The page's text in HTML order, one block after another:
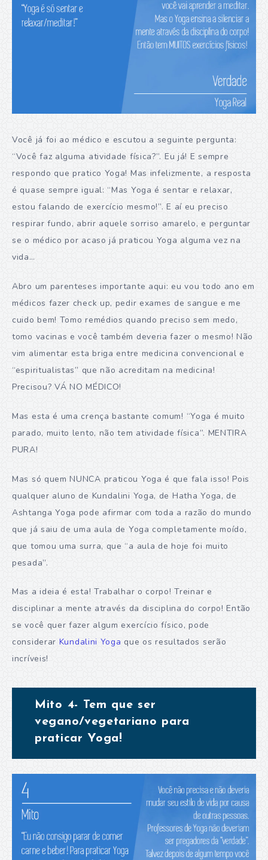
Você já foi ao médico e escutou a seguinte pergunta:
“Você faz alguma atividade física?”. Eu já! E sempre
respondo que pratico Yoga! Mas infelizmente, a resposta
é quase sempre igual: “Mas Yoga é sentar e relaxar,
estou falando de exercício mesmo!”. E aí eu preciso
respirar fundo, abrir aquele sorriso amarelo, e perguntar
se o médico por acaso já praticou Yoga alguma vez na
vida…
Abro um parenteses importante aqui: eu vou todo ano em
médicos fazer check up, pedir exames de sangue e me
cuido bem! Tomo remédios quando preciso sem medo,
tomo vacinas e você também deveria fazer o mesmo! Não
vim alimentar esta briga entre medicina convencional e
“espiritualistas” que não acreditam na medicina!
Precisou? VÁ NO MÉDICO!
Mas esta é uma crença bastante comum! “Yoga é muito
parado, muito lento, não tem atividade física”. MENTIRA
PURA!
Mas só quem NUNCA praticou Yoga é que fala isso! Pois
qualquer aluno de Kundalini Yoga, de Hatha Yoga, de
Ashtanga Yoga pode afirmar com toda a razão do mundo
que já saiu de uma aula de Yoga completamente moído,
que tomou uma surra, que “a aula de hoje foi muito
pesada”.
Mas a ideia é esta! Trabalhar o corpo! Treinar e
disciplinar a mente através da disciplina do corpo! Então
se você quer fazer algum exercício físico, pode
considerar Kundalini Yoga que os resultados serão
incríveis!
Mito 4- Tem que ser
vegano/vegetariano para
praticar Yoga!